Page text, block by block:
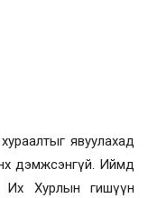
явуулахад
дэмжсэнгүй. Иймд
Их Хурлын гишүүн